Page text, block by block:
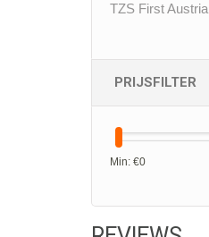
TZS First Austria
PRIJSFILTER
Min: €0